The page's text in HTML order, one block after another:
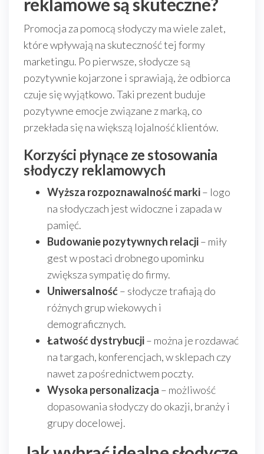
Promocja za pomocą słodyczy ma wiele zalet,
które wpływają na skuteczność tej formy
marketingu. Po pierwsze, słodycze są
pozytywnie kojarzone i sprawiają, że odbiorca
czuje się wyjątkowo. Taki prezent buduje
pozytywne emocje związane z marką, co
przekłada się na większą lojalność klientów.
Korzyści płynące ze stosowania
słodyczy reklamowych
Wyższa rozpoznawalność marki– logo
na słodyczach jest widoczne i zapada w
pamięć.
Budowanie pozytywnych relacji– miły
gest w postaci drobnego upominku
zwiększa sympatię do firmy.
Uniwersalność– słodycze trafiają do
różnych grup wiekowych i
demograficznych.
Łatwość dystrybucji– można je rozdawać
na targach, konferencjach, w sklepach czy
nawet za pośrednictwem poczty.
Wysoka personalizacja – możliwość
dopasowania słodyczy do okazji, branży i
grupy docelowej.